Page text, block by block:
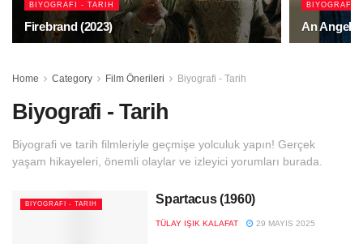
BIYOGRAFI - TARIH
Firebrand (2023)
BIYOGRAFI
An Angel
Home Category Film Önerileri Biyografi - Tarih
Biyografi - Tarih
Biyografi ve tarih filmleriyle geçmişe yolculuk yapın! Gerçek
yaşam hikayeleri, önemli olaylar ve izleyici yorumları burada.
BIYOGRAFI - TARIH Spartacus (1960)
TÜLAY IŞIK KALAFAT 29 MAYIS 2025